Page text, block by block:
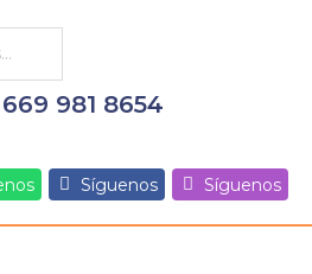
669 981 8654
Síguenos Síguenos